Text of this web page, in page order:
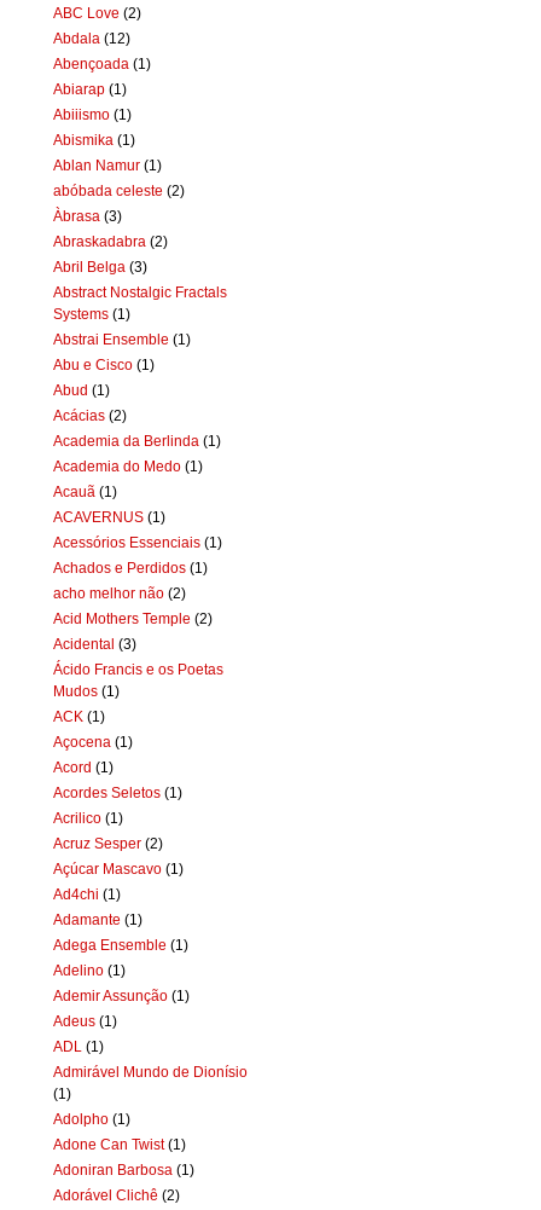
ABC Love (2)
Abdala (12)
Abençoada (1)
Abiarap (1)
Abiiismo (1)
Abismika (1)
Ablan Namur (1)
abóbada celeste (2)
Àbrasa (3)
Abraskadabra (2)
Abril Belga (3)
Abstract Nostalgic Fractals
Systems (1)
Abstrai Ensemble (1)
Abu e Cisco (1)
Abud (1)
Acácias (2)
Academia da Berlinda (1)
Academia do Medo (1)
Acauã (1)
ACAVERNUS (1)
Acessórios Essenciais (1)
Achados e Perdidos (1)
acho melhor não (2)
Acid Mothers Temple (2)
Acidental (3)
Ácido Francis e os Poetas
Mudos (1)
ACK (1)
Açocena (1)
Acord (1)
Acordes Seletos (1)
Acrilico (1)
Acruz Sesper (2)
Açúcar Mascavo (1)
Ad4chi (1)
Adamante (1)
Adega Ensemble (1)
Adelino (1)
Ademir Assunção (1)
Adeus (1)
ADL (1)
Admirável Mundo de Dionísio
(1)
Adolpho (1)
Adone Can Twist (1)
Adoniran Barbosa (1)
Adorável Clichê (2)